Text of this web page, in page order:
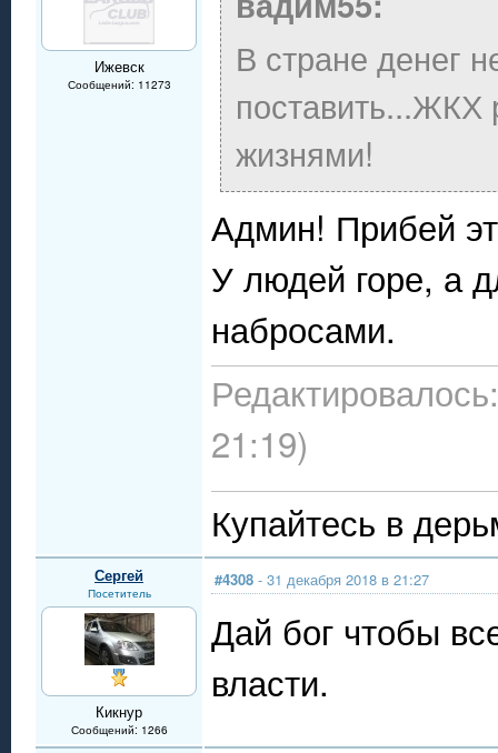
Ижевск
Сообщений: 11273
В стране денег
поставить...ЖКХ
жизнями!
Админ! Прибей
У людей горе, а
набросами.
21:19)
Купайтесь в
Сергей
Посетитель
Кикнур
Сообщений: 1266
#4308 - 31 декабря 2018 в 21:27
Дай бог чтобы
власти.